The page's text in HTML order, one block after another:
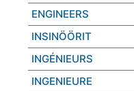
ENGINEERS
INSINÖÖRIT
INGÉNIEURS
INGENIEURE